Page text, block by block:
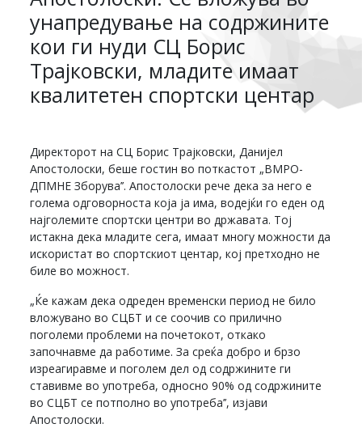
унапредување на содржините
кои ги нуди СЦ Борис
Трајковски, младите имаат
квалитетен спортски центар
Директорот на СЦ Борис Трајковски, Данијел
Апостолоски, беше гостин во поткастот „ВМРО-
ДПМНЕ Зборува’’. Апостолоски рече дека за него е
голема одговорноста која ја има, водејќи го еден од
најголемите спортски центри во државата. Тој
истакна дека младите сега, имаат многу можности да
искористат во спортскиот центар, кој претходно не
биле во можност.
„Ќе кажам дека одреден временски период не било
вложувано во СЦБТ и се соочив со прилично
поголеми проблеми на почетокот, откако
започнавме да работиме. За среќа добро и брзо
изреагиравме и поголем дел од содржините ги
ставивме во употреба, односно 90% од содржините
во СЦБТ се потполно во употреба’’, изјави
Апостолоски.